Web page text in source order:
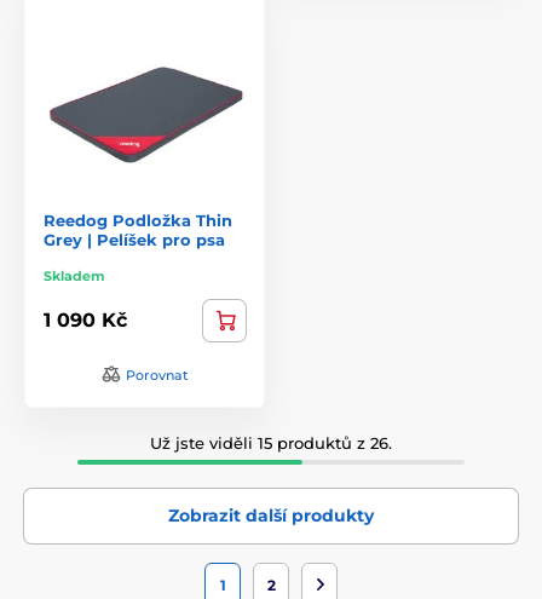
Reedog Podložka Thin
Grey | Pelíšek pro psa
Skladem
1 090 Kč
Porovnat
Už jste viděli 15 produktů z 26.
Zobrazit další produkty
1 2